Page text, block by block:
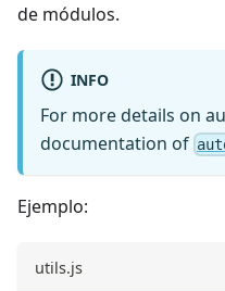
de módulos.
INFO
For more details on
documentation of
Ejemplo:
utils.js